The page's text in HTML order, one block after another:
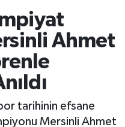
Ahmet
tarihinin efsane
Mersinli Ahmet